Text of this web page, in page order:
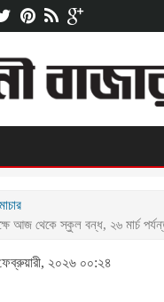
আজ থেকে স্কুল বন্ধ, ২৬ মার্চ
২০২৬ ০০:২৪